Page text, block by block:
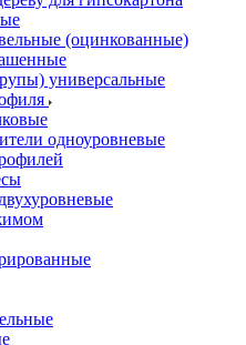
(оцинкованные)
универсальные
одноуровневые